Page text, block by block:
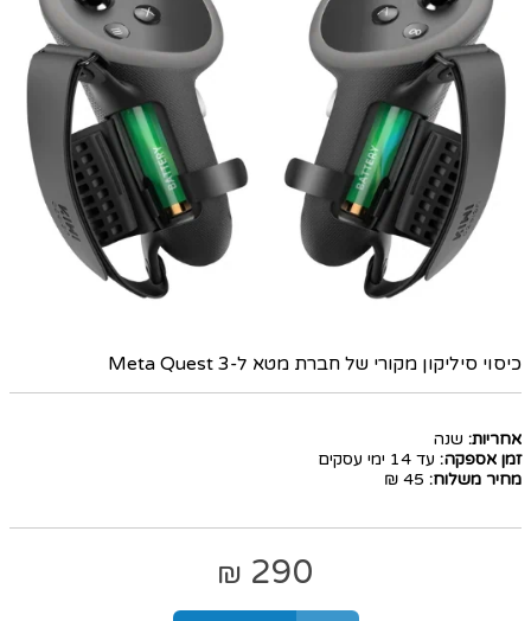
כיסוי סיליקון מקורי של חברת מטא ל-Meta Quest 3
אחריות: שנה
זמן אספקה: עד 14 ימי עסקים
מחיר משלוח: 45 ₪
290
₪